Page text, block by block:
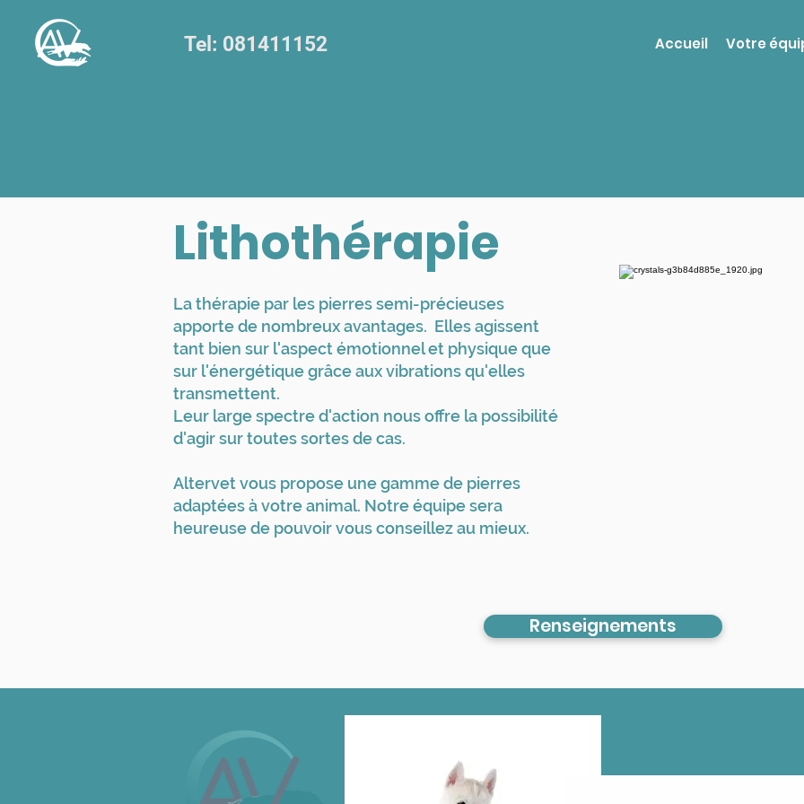
Tel: 081411152 Accueil Votre
Lithothérapie
La thérapie par les pierres semi-précieuses
apporte de nombreux avantages. Elles agissent
tant bien sur l'aspect émotionnel et physique que
sur l'énergétique grâce aux vibrations qu'elles
transmettent.
Leur large spectre d'action nous offre la possibilité
d'agir sur toutes sortes de cas.
Altervet vous propose une gamme de pierres
adaptées à votre animal. Notre équipe sera
heureuse de pouvoir vous conseillez au mieux.
Renseignements